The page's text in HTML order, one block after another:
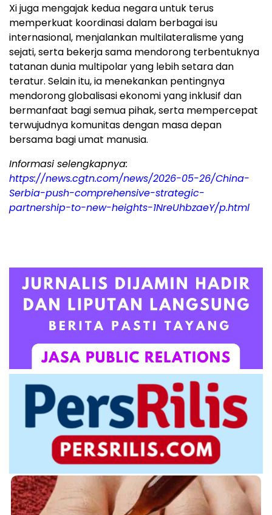
Xi juga mengajak kedua negara untuk terus
memperkuat koordinasi dalam berbagai isu
internasional, menjalankan multilateralisme yang
sejati, serta bekerja sama mendorong terbentuknya
tatanan dunia multipolar yang lebih setara dan
teratur. Selain itu, ia menekankan pentingnya
mendorong globalisasi ekonomi yang inklusif dan
bermanfaat bagi semua pihak, serta mempercepat
terwujudnya komunitas dengan masa depan
bersama bagi umat manusia.
Informasi selengkapnya:
https://news.cgtn.com/news/2026-05-26/China-
Serbia-push-comprehensive-strategic-
partnership-to-new-heights-1NreUhbzaeY/p.html